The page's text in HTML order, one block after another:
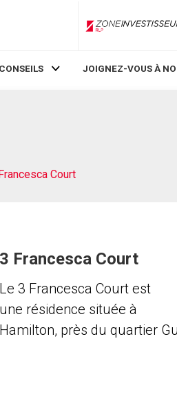
JOIGNEZ-VOUS À
Court
3 Francesca Court
Le 3 Francesca Court est
une résidence située à
Hamilton, près du quartier